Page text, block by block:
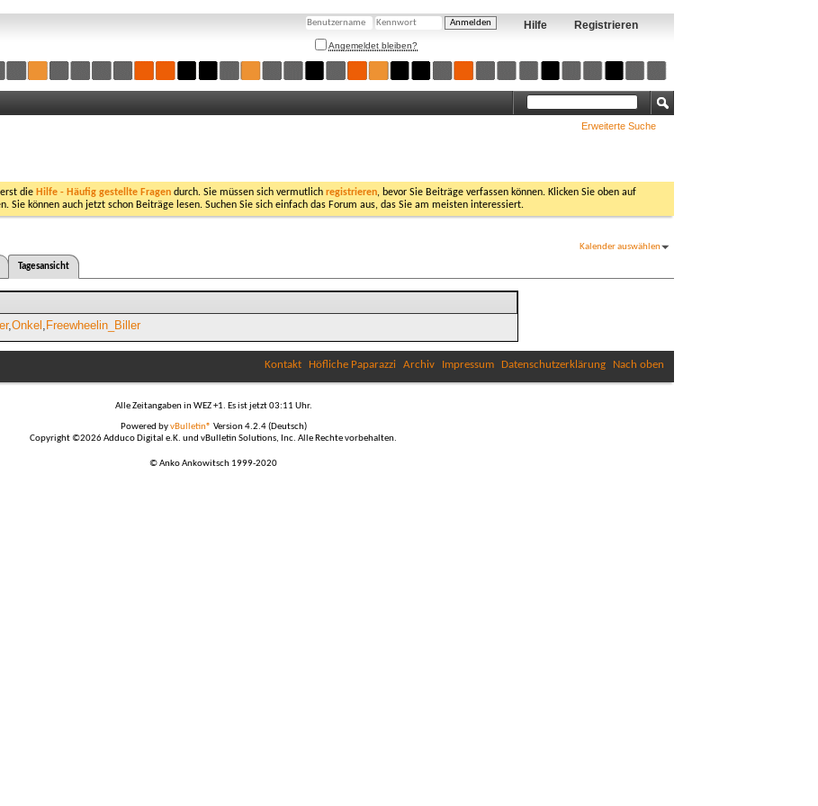
Registrieren
Hilfe
Angemeldet bleiben?
Erweiterte Suche
die Hilfe - Häufig gestellte Fragen durch. Sie müssen sich vermutlich registrieren, bevor Sie Beiträge verfassen können. Klicken Sie oben auf
Sie können auch jetzt schon Beiträge lesen. Suchen Sie sich einfach das Forum aus, das Sie am meisten interessiert.
Kalender auswählen
Tagesansicht
Onkel Freewheelin_Biller
Kontakt Höfliche Paparazzi Archiv Impressum Datenschutzerklärung Nach oben
Alle Zeitangaben in WEZ +1. Es ist jetzt03:11 Uhr.
Powered byvBulletin® Version 4.2.4 (Deutsch)
Copyright ©2026 Adduco Digital e.K. und vBulletin Solutions, Inc. Alle Rechte vorbehalten.
© Anko Ankowitsch 1999-2020